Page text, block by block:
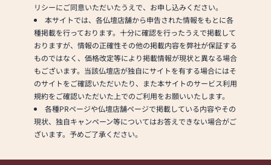
リシーにご同意いただいたうえで、お申し込みください。
本サイトでは、各仏壇店舗から申告された情報をもとに各
種掲載を行っております。十分に確認を行ったうえで掲載して
おりますが、情報の正確性その他の掲載内容を弊社が保証する
ものではなく、価格改定等により掲載情報が現状と異なる場合
もございます。当該仏壇店が独自にサイトを有する場合にはそ
のサイトをご確認いただいたり、また本サイトのサービス利用
規約をご確認いただいた上でのご利用をお願いいたします。
各種PRページや仏壇店舗ページで掲載している内容やその
現状、独自キャンペーン等についてはお答えできない場合がご
ざいます。予めご了承ください。